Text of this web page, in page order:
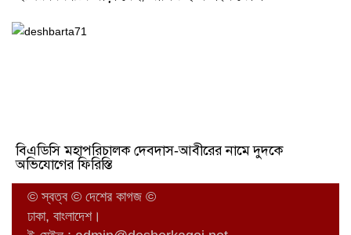
বিএডিসি মহাপরিচালক দেবদাস-আবীরের নামে দুদকে
অভিযোগের ফিরিস্তি
© স্বত্ব © দেশের কাগজ ©
ঢাকা, বাংলাদেশ।